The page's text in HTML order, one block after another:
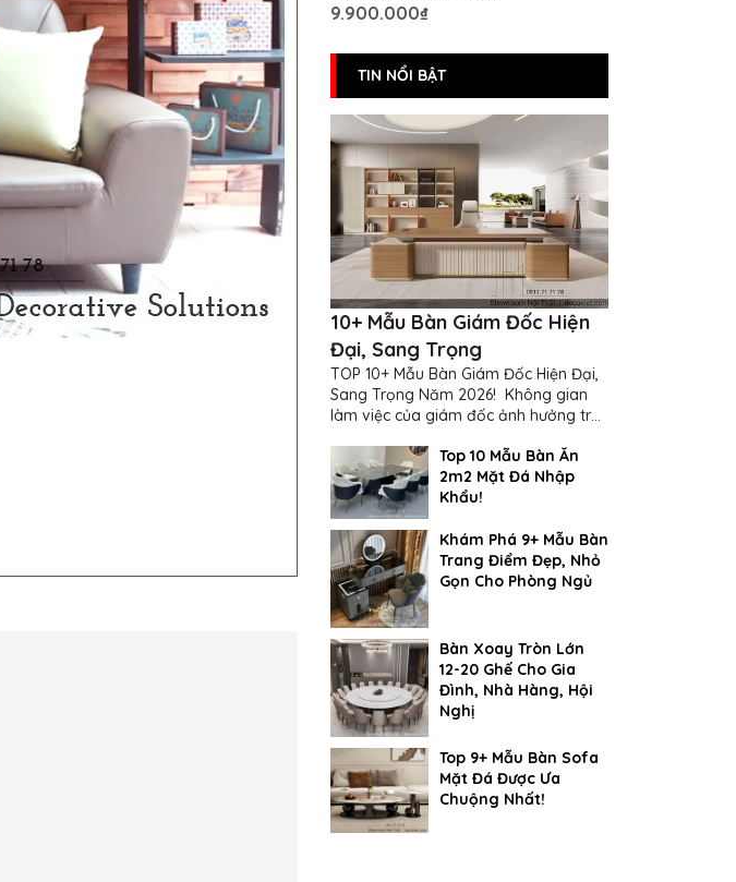
9.900.000₫
TIN NỔI BẬT
10+ Mẫu Bàn Giám Đốc Hiện
Đại, Sang Trọng
TOP 10+ Mẫu Bàn Giám Đốc Hiện Đại,
Sang Trọng Năm 2026! Không gian
làm việc của giám đốc ảnh hưởng trực
Top 10 Mẫu Bàn Ăn
2m2 Mặt Đá Nhập
Khẩu!
Khám Phá 9+ Mẫu Bàn
Trang Điểm Đẹp, Nhỏ
Gọn Cho Phòng Ngủ
Bàn Xoay Tròn Lớn
12-20 Ghế Cho Gia
Đình, Nhà Hàng, Hội
Nghị
Top 9+ Mẫu Bàn Sofa
Mặt Đá Được Ưa
Chuộng Nhất!